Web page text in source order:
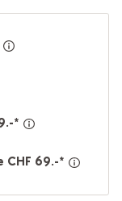
*
CHF 69.-*